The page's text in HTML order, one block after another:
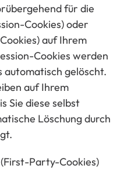
für die
Cookies) oder
auf Ihrem
Cookies werden
automatisch gelöscht.
auf Ihrem
Sie diese selbst
Löschung durch
Party-Cookies)